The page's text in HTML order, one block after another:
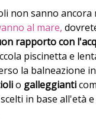
non sanno
al mare,
rapporto con
piscinetta e
la balneazione
o galleggianti
in base all'età e